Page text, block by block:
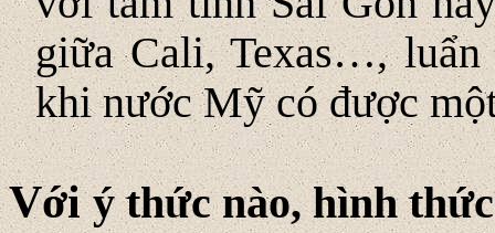
giữa Cali, Texas…,
khi nước Mỹ có được
Với ý thức nào, hình